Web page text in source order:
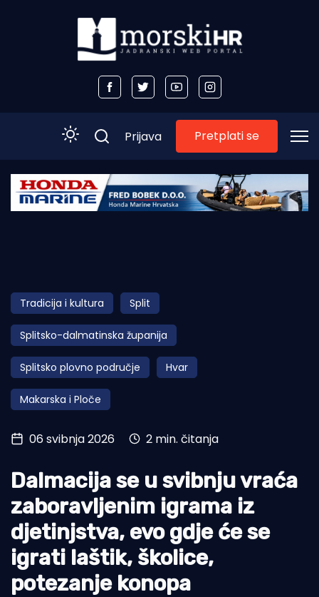
Početna
Obala
Otoci
Turizam i nautika
Pomorstvo
Ribolov
Ekologija
Prijava Pretplati se
Tradicija i kultura Split
Splitsko-dalmatinska županija
Splitsko plovno područje Hvar
Makarska i Ploče
06 svibnja 2026 2 min. čitanja
Dalmacija se u svibnju vraća
zaboravljenim igrama iz
djetinjstva, evo gdje će se
igrati laštik, školice,
potezanje konopa